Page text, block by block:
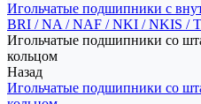
Игольчатые подшипники с
BRI / NA / NAF / NKI / NKIS /
Игольчатые подшипники со
кольцом
Назад
Игольчатые подшипники со